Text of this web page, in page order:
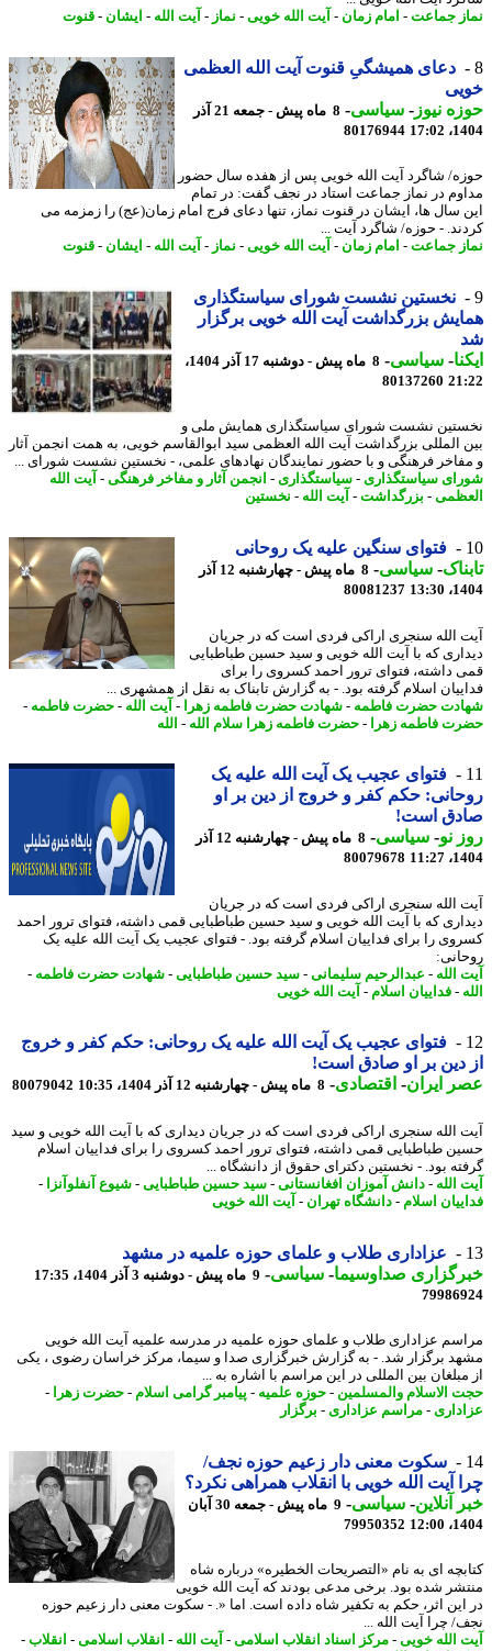
جماعت-امام زمان -آیت الله خویی-نماز -آیت الله-ایشان-قنوت
دعای همیشگیِ قنوت آیت الله العظمی
نیوز-سیاسی-
8 ماه پیش - جمعه 21 آذر
80176944
شاگرد آیت الله خویی پس از هفده سال حضور
در نماز جماعت استاد در نجف گفت: در تمام
سال ها، ایشان در قنوت نماز، تنها دعای فرج امام زمان(عج) را زمزمه می
- حوزه/ شاگرد آیت ...
جماعت-امام زمان -آیت الله خویی-نماز -آیت الله-ایشان-قنوت
نخستین نشست شورای سیاستگذاری
بزرگداشت آیت الله خویی برگزار
-سیاسی-
8 ماه پیش - دوشنبه 17 آذر 1404،
80137260
نشست شورای سیاستگذاری همایش ملی و
المللی بزرگداشت آیت الله العظمی سید ابوالقاسم خویی، به همت انجمن آثار
فرهنگی و با حضور نمایندگان نهادهای علمی، - نخستین نشست شورای ...
سیاستگذاری- سیاستگذاری- انجمن آثار و مفاخر فرهنگی-آیت الله
-بزرگداشت -آیت الله-نخستین
فتوای سنگین علیه یک روحانی
-سیاسی-
8 ماه پیش - چهارشنبه 12 آذر
80081237
الله سنجری اراکی فردی است که در جریان
که با آیت الله خویی و سید حسین طباطبایی
داشته، فتوای ترور احمد کسروی را برای
اسلام گرفته بود. - به گزارش تابناک به نقل از همشهری ...
حضرت فاطمه-شهادت حضرت فاطمه زهرا -آیت الله-حضرت فاطمه-
فاطمه زهرا -حضرت فاطمه زهرا سلام الله-الله
فتوای عجیب یک آیت الله علیه یک
حکم کفر و خروج از دین بر او
است!
نو- سیاسی-
8 ماه پیش - چهارشنبه 12 آذر
80079678
الله سنجری اراکی فردی است که در جریان
که با آیت الله خویی و سید حسین طباطبایی قمی داشته، فتوای ترور احمد
را برای فداییان اسلام گرفته بود. - فتوای عجیب یک آیت الله علیه یک
الله-عبدالرحیم سلیمانی-سید حسین طباطبایی-شهادت حضرت فاطمه-
-فداییان اسلام-آیت الله خویی
فتوای عجیب یک آیت الله علیه یک روحانی: حکم کفر و خروج
دین بر او صادق است!
ایران- اقتصادی-8 ماه پیش - چهارشنبه 12 آذر 1404، 10:35 80079042
الله سنجری اراکی فردی است که در جریان دیداری که با آیت الله خویی و سید
طباطبایی قمی داشته، فتوای ترور احمد کسروی را برای فداییان اسلام
بود. - نخستین دکترای حقوق از دانشگاه ...
الله-دانش آموزان افغانستانی-سید حسین طباطبایی-شیوع آنفلوآنزا-
اسلام-دانشگاه تهران- آیت الله خویی
عزاداری طلاب و علمای حوزه علمیه در مشهد
صداوسیما-سیاسی-9 ماه پیش - دوشنبه 3 آذر 1404، 17:35
عزاداری طلاب و علمای حوزه علمیه در مدرسه علمیه آیت الله خویی
برگزار شد. - به گزارش خبرگزاری صدا و سیما، مرکز خراسان رضوی ، یکی
بین المللی در این مراسم با اشاره به ...
الاسلام والمسلمین-حوزه علمیه-پیامبر گرامی اسلام-حضرت زهرا -
- مراسم عزاداری- برگزار
سکوت معنی دار زعیم حوزه نجف/
آیت الله خویی با انقلاب همراهی نکرد؟
آنلاین-سیاسی-
9 ماه پیش - جمعه 30 آبان
79950352
ای به نام «التصریحات الخطیره» درباره شاه
شده بود. برخی مدعی بودند که آیت الله خویی
اثر، حکم به تکفیر شاه داده است. اما «. - سکوت معنی دار زعیم حوزه
چرا آیت الله ...
الله خویی-مرکز اسناد انقلاب اسلامی-آیت الله-انقلاب اسلامی-انقلاب-